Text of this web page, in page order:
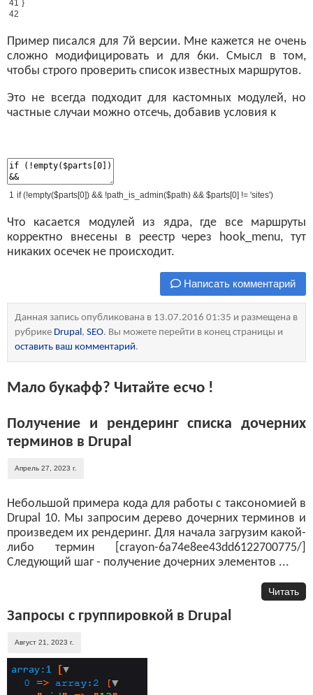
41
42
}
Пример писался для 7й версии. Мне кажется не очень
сложно модифицировать и для 6ки. Смысл в том,
чтобы строго проверить список известных маршрутов.
Это не всегда подходит для кастомных модулей, но
частные случаи можно отсечь, добавив условия к
1 if (!empty($parts[0]) && !path_is_admin($path) && $parts[0] != 'sites')
Что касается модулей из ядра, где все маршруты
корректно внесены в реестр через hook_menu, тут
никаких осечек не происходит.
Написать комментарий
Данная запись опубликована в 13.07.2016 01:35 и размещена в
рубрике Drupal, SEO. Вы можете перейти в конец страницы и
оставить ваш комментарий.
Мало букафф? Читайте есчо !
Получение и рендеринг списка дочерних
терминов в Drupal
Апрель 27, 2023 г.
Небольшой примера кода для работы с таксономией в
Drupal 10. Мы запросим дерево дочерних терминов и
произведем их рендеринг. Для начала загрузим какой-
либо термин [crayon-6a74e8ee43dd6122700775/]
Следующий шаг - получение дочерних элементов ...
Читать
Запросы с группировкой в Drupal
Август 21, 2023 г.